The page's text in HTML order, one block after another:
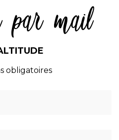
par mail
obligatoires